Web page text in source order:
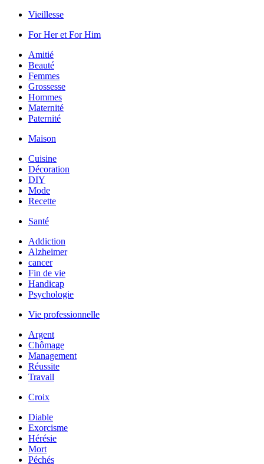
Vieillesse
For Her et For Him
Amitié
Beauté
Femmes
Grossesse
Hommes
Maternité
Paternité
Maison
Cuisine
Décoration
DIY
Mode
Recette
Santé
Addiction
Alzheimer
cancer
Fin de vie
Handicap
Psychologie
Vie professionnelle
Argent
Chômage
Management
Réussite
Travail
Croix
Diable
Exorcisme
Hérésie
Mort
Péchés